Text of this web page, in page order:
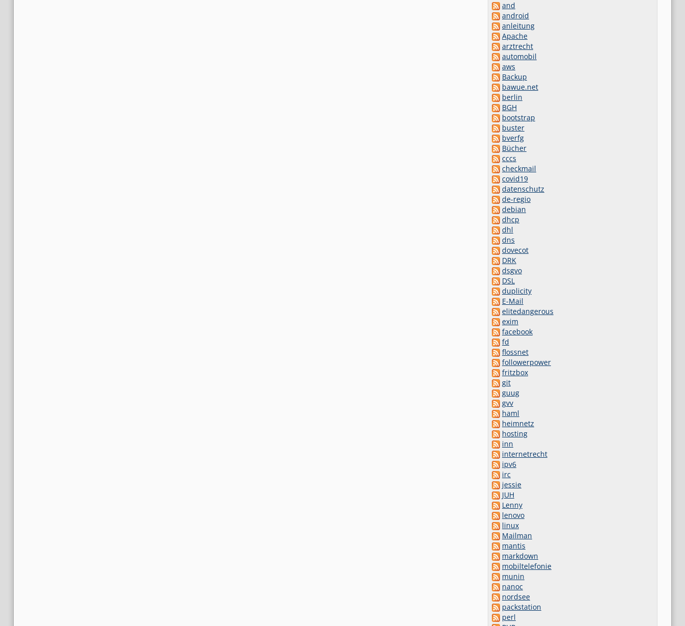
and
android
anleitung
Apache
arztrecht
automobil
aws
Backup
bawue.net
berlin
BGH
bootstrap
buster
bverfg
Bücher
cccs
checkmail
covid19
datenschutz
de-regio
debian
dhcp
dhl
dns
dovecot
DRK
dsgvo
DSL
duplicity
E-Mail
elitedangerous
exim
facebook
fd
flossnet
followerpower
fritzbox
git
guug
gvv
haml
heimnetz
hosting
inn
internetrecht
ipv6
irc
jessie
JUH
Lenny
lenovo
linux
Mailman
mantis
markdown
mobiltelefonie
munin
nanoc
nordsee
packstation
perl